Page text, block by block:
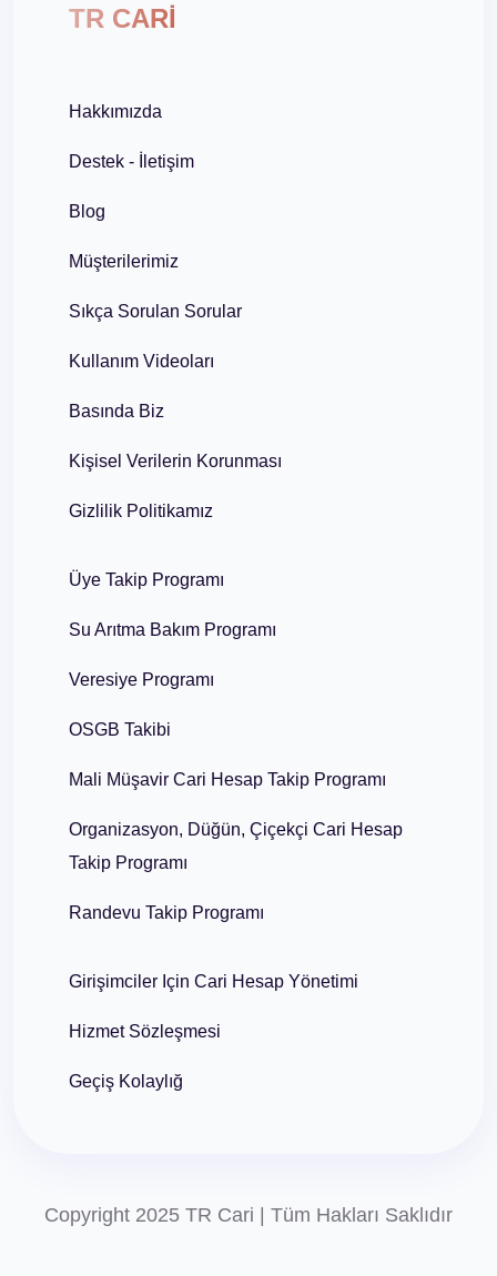
TR CARİ
Hakkımızda
Destek - İletişim
Blog
Müşterilerimiz
Sıkça Sorulan Sorular
Kullanım Videoları
Basında Biz
Kişisel Verilerin Korunması
Gizlilik Politikamız
Üye Takip Programı
Su Arıtma Bakım Programı
Veresiye Programı
OSGB Takibi
Mali Müşavir Cari Hesap Takip Programı
Organizasyon, Düğün, Çiçekçi Cari Hesap
Takip Programı
Randevu Takip Programı
Girişimciler Için Cari Hesap Yönetimi
Hizmet Sözleşmesi
Geçiş Kolaylığ
Copyright 2025 TR Cari | Tüm Hakları Saklıdır